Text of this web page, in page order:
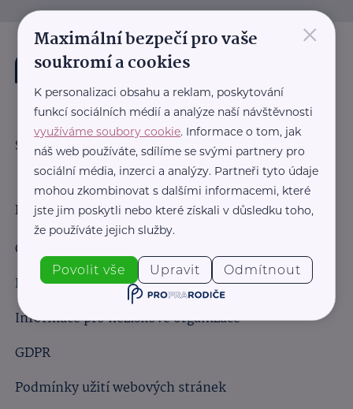
Sledujte nás:
Důležité odkazy
Obchodní podmínky
Informace pro obchodní partnery
Informace pro neziskové organizace
GDPR
Podmínky užití webových stránek
×
Maximální bezpečí pro vaše
soukromí a cookies
K personalizaci obsahu a reklam, poskytování
funkcí sociálních médií a analýze naší návštěvnosti
využíváme soubory cookie. Informace o tom, jak
náš web používáte, sdílíme se svými partnery pro
sociální média, inzerci a analýzy. Partneři tyto údaje
mohou zkombinovat s dalšími informacemi, které
jste jim poskytli nebo které získali v důsledku toho,
že používáte jejich služby.
Povolit vše Upravit Odmítnout